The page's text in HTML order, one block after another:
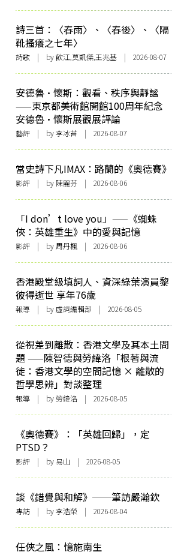
詩三首：〈春雨〉、〈春後〉、〈隔
靴搔癢之七年〉
詩歌 | by 飲江,莫凱傑,王兆基 | 2026-08-07
安德魯·懷斯：觀看、秩序與靜謐
——東京都美術館開館100周年紀念
安德魯·懷斯展觀展評論
藝評 | by 李冰苔 | 2026-08-07
當史詩下凡IMAX：路蘭的《奧德賽》
影評 | by 陳麗芬 | 2026-08-06
「I don’t love you」——《蜘蛛
俠：英雄重生》中的愛與記憶
影評 | by 周丹楓 | 2026-08-06
香港殿堂級填詞人、資深綠葉演員黎
彼得逝世 享年76歲
報導 | by 虛詞編輯部 | 2026-08-05
從視差到離散：香港文學及其本土問
題 ——陳智德與勞緯洛「根著與流
徙：香港文學的空間記憶 × 離散的
哲學思辨」對談整理
報導 | by 勞緯洛 | 2026-08-05
《奧德賽》：「英雄回歸」，定
PTSD？
影評 | by 易山 | 2026-08-05
談《錯覺與和解》──筆訪嚴瀚欽
專訪 | by 李浩榮 | 2026-08-04
任俠之風：憶施南生